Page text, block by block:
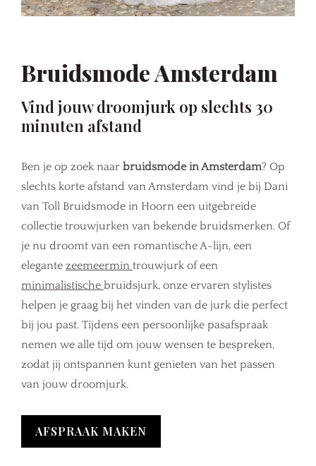
Bruidsmode Amsterdam
Vind jouw droomjurk op slechts 30
minuten afstand
Ben je op zoek naar bruidsmode in Amsterdam? Op
slechts korte afstand van Amsterdam vind je bij Dani
van Toll Bruidsmode in Hoorn een uitgebreide
collectie trouwjurken van bekende bruidsmerken. Of
je nu droomt van een romantische A-lijn, een
elegante zeemeermin trouwjurk of een
minimalistische bruidsjurk, onze ervaren stylistes
helpen je graag bij het vinden van de jurk die perfect
bij jou past. Tijdens een persoonlijke pasafspraak
nemen we alle tijd om jouw wensen te bespreken,
zodat jij ontspannen kunt genieten van het passen
van jouw droomjurk.
AFSPRAAK MAKEN